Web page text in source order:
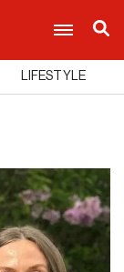
LIFESTYLE